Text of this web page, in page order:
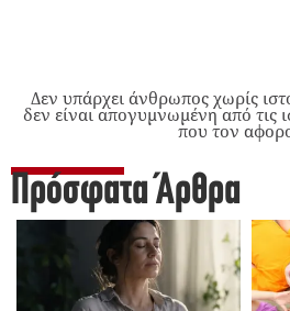
Δεν υπάρχει άνθρωπος χωρίς
δεν είναι απογυμνωμένη από τις
που τον
Πρόσφατα Άρθρα